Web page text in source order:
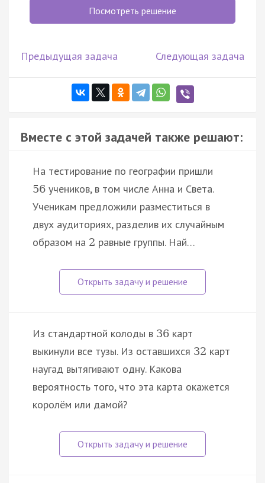
Посмотреть решение
Предыдущая задача Следующая задача
Вместе с этой задачей также решают:
На тестирование по географии пришли
56 учеников, в том числе Анна и Света.
Ученикам предложили разместиться в
двух аудиториях, разделив их случайным
образом на 2 равные группы. Най…
Из стандартной колоды в 36 карт
выкинули все тузы. Из оставшихся 32 карт
наугад вытягивают одну. Какова
вероятность того, что эта карта окажется
королём или дамой?